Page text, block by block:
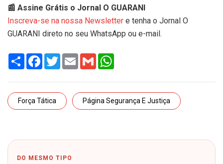
📰 Assine Grátis o Jornal O GUARANI
Inscreva-se na nossa Newsletter e tenha o Jornal O
GUARANI direto no seu WhatsApp ou e-mail.
Share Facebook
TwitterEmail Gmail
Força Tática Página Segurança E Justiça
DO MESMO TIPO